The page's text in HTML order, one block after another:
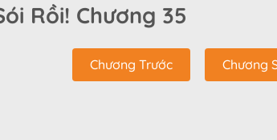
Rồi! Chương 35
Chương Trước Chương